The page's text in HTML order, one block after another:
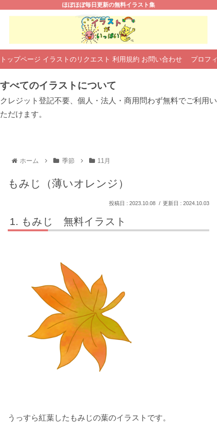
ほぼほぼ毎日更新の無料イラスト集
トップページ イラストのリクエスト 利用規約 お問い合わせ プロフ
すべてのイラストについて
クレジット登記不要、個人・法人・商用問わず無料でご利用い
ただけます。
ホーム 季節 11月
もみじ（薄いオレンジ）
2023.10.08 2024.10.03
もみじ 無料イラスト
うっすら紅葉したもみじの葉のイラストです。